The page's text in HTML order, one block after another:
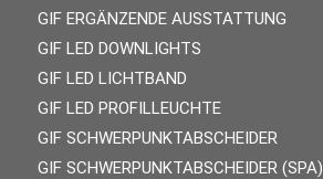
GIF ERGÄNZENDE AUSSTATTUNG
GIF LED DOWNLIGHTS
GIF LED LICHTBAND
GIF LED PROFILLEUCHTE
GIF SCHWERPUNKTABSCHEIDER
GIF SCHWERPUNKTABSCHEIDER (SPA)